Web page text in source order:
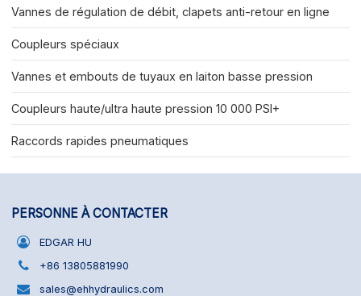
Vannes de régulation de débit, clapets anti-retour en ligne
Coupleurs spéciaux
Vannes et embouts de tuyaux en laiton basse pression
Coupleurs haute/ultra haute pression 10 000 PSI+
Raccords rapides pneumatiques
PERSONNE À CONTACTER
EDGAR HU
+86 13805881990
sales@ehhydraulics.com